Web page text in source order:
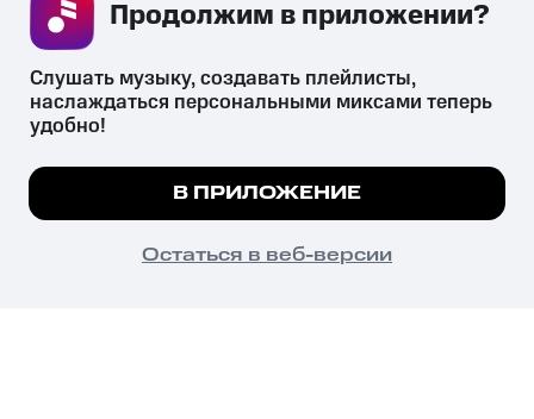
СКАЧАТЬ ПРИЛОЖЕНИЕ
психотропных веществ, их аналогов причиняет вред здоровью,
их незаконный оборот запрещён и влечёт установленную
законодательством ответственность.
© 2026 ООО «КИОН».
Все права защищены
Мы используем куки, чтобы на сайте все
Подробнее
ПОНЯТНО
Слушать музыку, создавать плейлисты,
наслаждаться персональными миксами теперь
удобно!
В ПРИЛОЖЕНИЕ
Остаться в веб-версии